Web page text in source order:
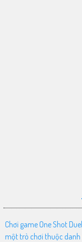
Chơi game One Shot
một trò chơi thuộc danh